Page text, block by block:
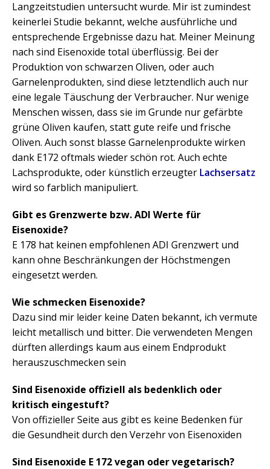
Langzeitstudien untersucht wurde. Mir ist zumindest
keinerlei Studie bekannt, welche ausführliche und
entsprechende Ergebnisse dazu hat. Meiner Meinung
nach sind Eisenoxide total überflüssig. Bei der
Produktion von schwarzen Oliven, oder auch
Garnelenprodukten, sind diese letztendlich auch nur
eine legale Täuschung der Verbraucher. Nur wenige
Menschen wissen, dass sie im Grunde nur gefärbte
grüne Oliven kaufen, statt gute reife und frische
Oliven. Auch sonst blasse Garnelenprodukte wirken
dank E172 oftmals wieder schön rot. Auch echte
Lachsprodukte, oder künstlich erzeugter Lachsersatz
wird so farblich manipuliert.
Gibt es Grenzwerte bzw. ADI Werte für
Eisenoxide?
E 178 hat keinen empfohlenen ADI Grenzwert und
kann ohne Beschränkungen der Höchstmengen
eingesetzt werden.
Wie schmecken Eisenoxide?
Dazu sind mir leider keine Daten bekannt, ich vermute
leicht metallisch und bitter. Die verwendeten Mengen
dürften allerdings kaum aus einem Endprodukt
herauszuschmecken sein
Sind Eisenoxide offiziell als bedenklich oder
kritisch eingestuft?
Von offizieller Seite aus gibt es keine Bedenken für
die Gesundheit durch den Verzehr von Eisenoxiden
Sind Eisenoxide E 172 vegan oder vegetarisch?